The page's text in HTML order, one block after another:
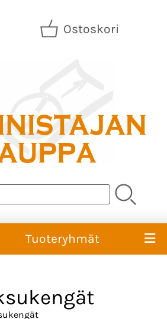
Ostoskori
Tuoteryhmät